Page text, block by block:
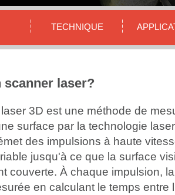
TECHNIQUE
scanner laser?
3D est une méthode de
surface par la technologie
des impulsions à haute
jusqu'à ce que la surface
couverte. À chaque impulsion,
en calculant le temps entre